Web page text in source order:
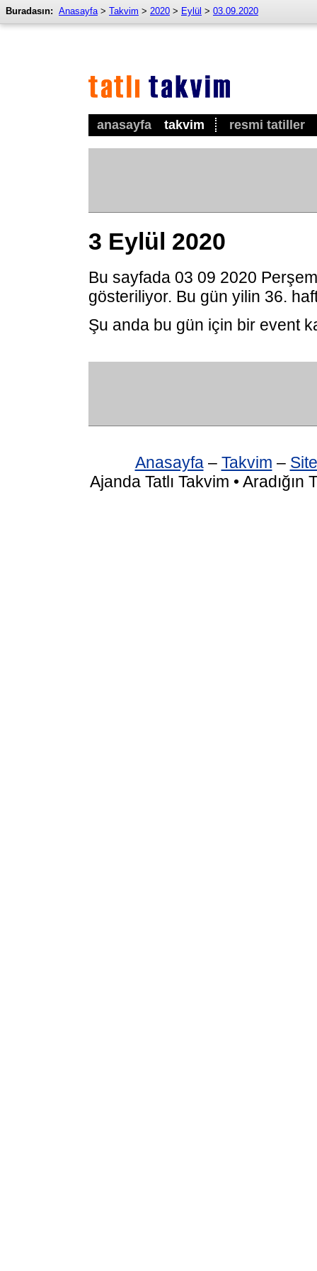
anasayfa takvim resmi tatiller
Buradasın: Anasayfa> Takvim > 2020 > Eylül > 03.09.2020
3 Eylül 2020
Bu sayfada 03 09 2020
gösteriliyor. Bu gün yilin 36.
Şu anda bu gün için bir event
Anasayfa– Takvim –
Ajanda Tatlı Takvim •